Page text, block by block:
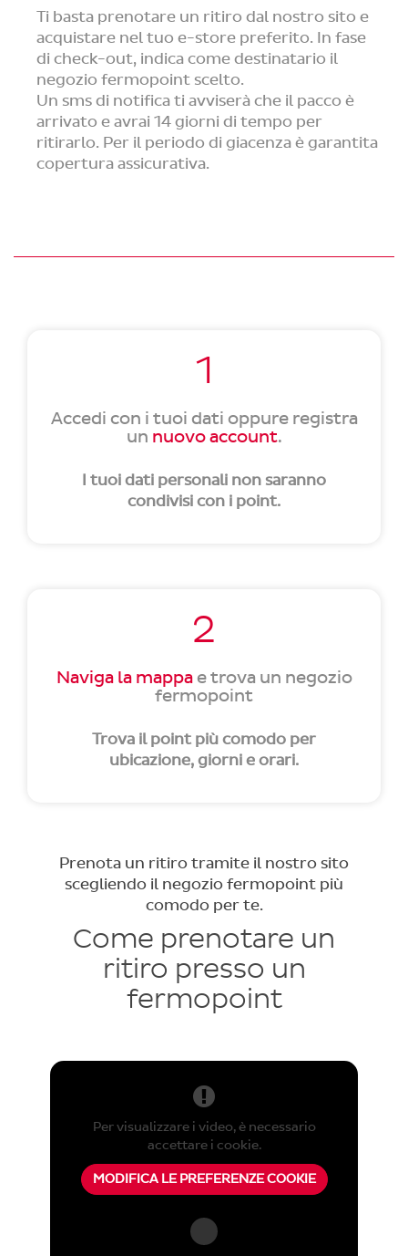
Ti basta prenotare un ritiro dal nostro sito e
acquistare nel tuo e-store preferito. In fase
di check-out, indica come destinatario il
negozio fermopoint scelto.
Un sms di notifica ti avviserà che il pacco è
arrivato e avrai 14 giorni di tempo per
ritirarlo. Per il periodo di giacenza è garantita
copertura assicurativa.
1
Accedi con i tuoi dati oppure registra
un nuovo account.
I tuoi dati personali non saranno
condivisi con i point.
2
Naviga la mappae trova un negozio
fermopoint
Trova il point più comodo per
ubicazione, giorni e orari.
Prenota un ritiro tramite il nostro sito
scegliendo il negozio fermopoint più
comodo per te.
Come prenotare un
ritiro presso un
fermopoint
Per visualizzare i video, è necessario
accettare i cookie.
MODIFICA LE PREFERENZE COOKIE